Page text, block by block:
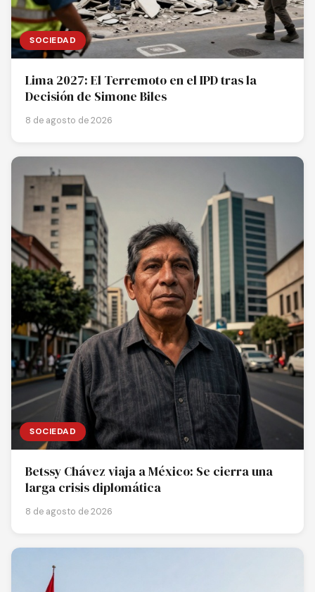
SOCIEDAD
Lima 2027: El Terremoto en el IPD tras la
Decisión de Simone Biles
8 de agosto de 2026
SOCIEDAD
Betssy Chávez viaja a México: Se cierra una
larga crisis diplomática
8 de agosto de 2026